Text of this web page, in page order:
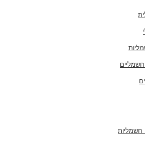
חשמליים
חשמליות